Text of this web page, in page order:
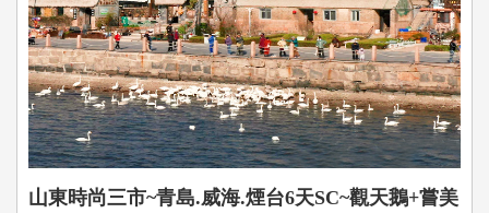
山東時尚三市~青島.威海.煙台6天SC~觀天鵝+嘗美